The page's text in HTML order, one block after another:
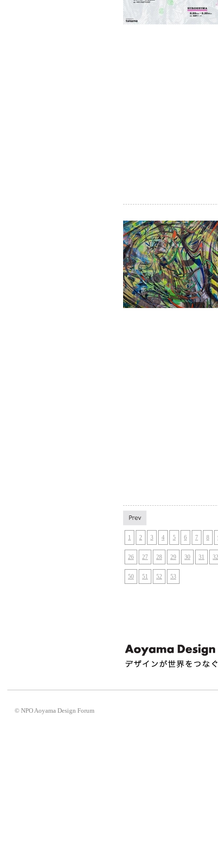
1 2 3 4 5 6 7 8
26 27 28 29 30 31 32
50 51 52 53
© NPO Aoyama Design Forum